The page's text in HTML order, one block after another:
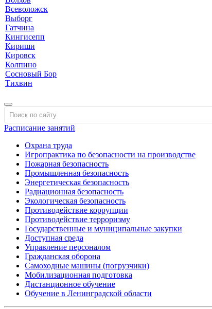
Всеволожск
Выборг
Гатчина
Кингисепп
Кириши
Кировск
Колпино
Сосновый Бор
Тихвин
Расписание занятий
Охрана труда
Игропрактика по безопасности на производстве
Пожарная безопасность
Промышленная безопасность
Энергетическая безопасность
Радиационная безопасность
Экологическая безопасность
Противодействие коррупции
Противодействие терроризму
Государственные и муниципальные закупки
Доступная среда
Управление персоналом
Гражданская оборона
Самоходные машины (погрузчики)
Мобилизационная подготовка
Дистанционное обучение
Обучение в Ленинградской области